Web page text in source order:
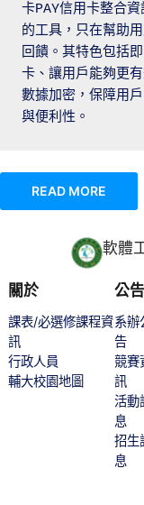
卡PAY信用卡整合
的工具，只在幫助
回饋。其特色包括
卡、讓用戶能夠更
數據加密，保障用
與便利性。
READ MORE
軟體
關於
課表/必選修課程資
訊
行政人員
輔大校園地圖
公告
系辦
告
競賽
訊
活動
息
招生
息